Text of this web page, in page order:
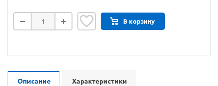
В корзину
Описание Характеристики